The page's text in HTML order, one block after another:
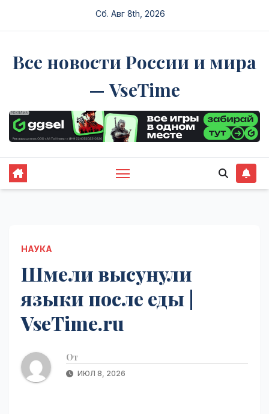
Сб. Авг 8th, 2026
Все новости России и мира
— VseTime
НАУКА
Шмели высунули
языки после еды |
VseTime.ru
От
ИЮЛ 8, 2026